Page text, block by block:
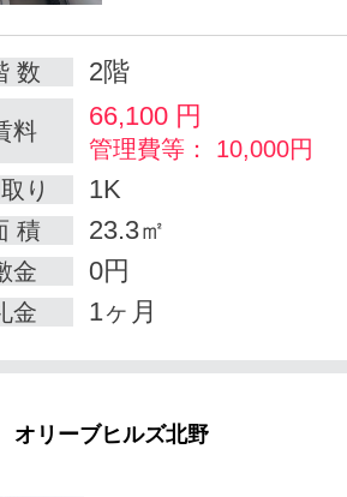
数 2階
料 66,100 円
管理費等： 10,000円
り
1K
積 23.3㎡
金 0円
金 1ヶ月
オリーブヒルズ北野